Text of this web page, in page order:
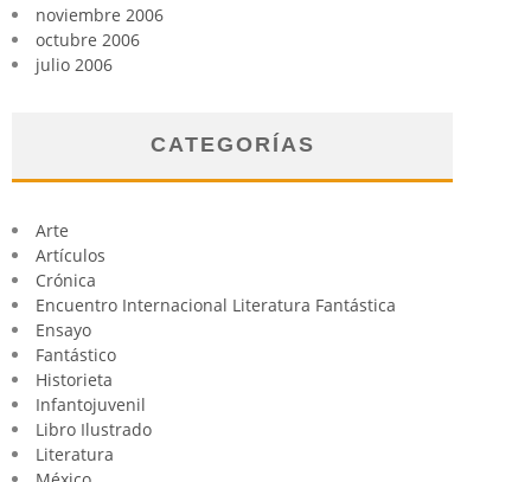
noviembre 2006
octubre 2006
julio 2006
CATEGORÍAS
Arte
Artículos
Crónica
Encuentro Internacional Literatura Fantástica
Ensayo
Fantástico
Historieta
Infantojuvenil
Libro Ilustrado
Literatura